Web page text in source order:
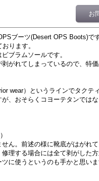
お
ブーツ(Desert OPS Boots)です
ります。
ブラムソールです。
がれてしまっているので、特価
wear）というラインでタク
、おそらくコヨーテタンでは
ん。前述の様に靴底がはがれ
理する場合には全て剥がした
に使うというのも手かと思い